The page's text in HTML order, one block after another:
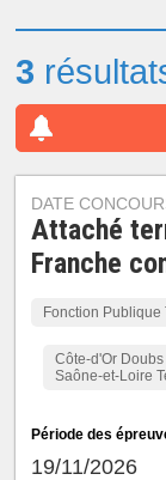
3
DATE
Attaché
Franche
Fonction Publique
Côte-d'Or
Saône-et-Loire
Période des
19/11/2026